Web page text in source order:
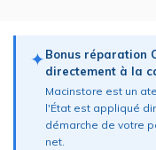
✦Bonus réparation
directement à la
Macinstore est un
l'État est appliqué
démarche de votre
net.